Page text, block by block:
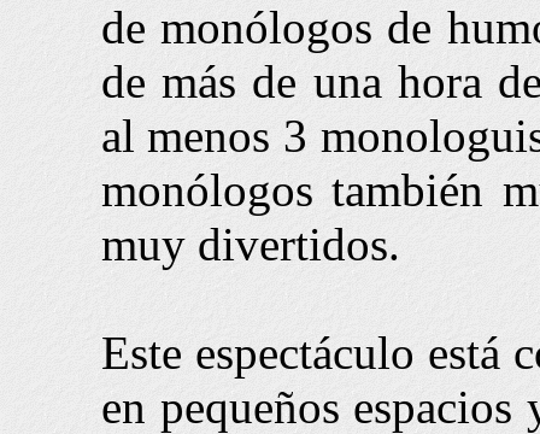
de monólogos de
de más de una hora
al menos 3
monólogos también
muy divertidos.
Este espectáculo está
en pequeños